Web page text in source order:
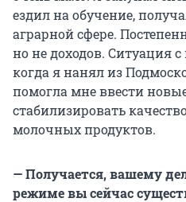
ездил на обучение,
аграрной сфере.
но не доходов. Ситуация
когда я нанял из
помогла мне ввести
стабилизировать
молочных продуктов.
— Получается, вашему
режиме вы сейчас